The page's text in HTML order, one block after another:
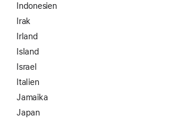
Indonesien
Irak
Irland
Island
Israel
Italien
Jamaika
Japan